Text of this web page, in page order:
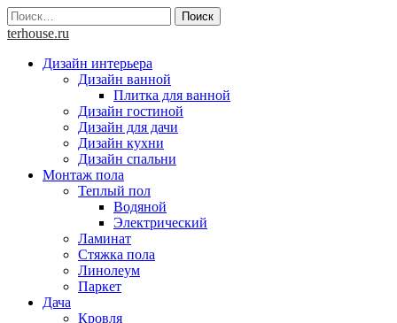
Skip
to
Найти:
terhouse.ru
Дизайн интерьера
Дизайн ванной
Плитка для ванной
Дизайн гостиной
Дизайн для дачи
Дизайн кухни
Дизайн спальни
Монтаж пола
Теплый пол
Водяной
Электрический
Ламинат
Стяжка пола
Линолеум
Паркет
Дача
Кровля